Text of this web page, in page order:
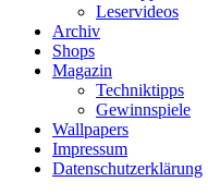
Leservideos
Archiv
Shops
Magazin
Techniktipps
Gewinnspiele
Wallpapers
Impressum
Datenschutzerklärung